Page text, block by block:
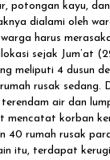
potongan kayu,
dialami oleh
harus
sejak Jum’at
meliputi 4 dusun
rusak sedang.
air dan
korban
rumah rusak
itu, terdapat